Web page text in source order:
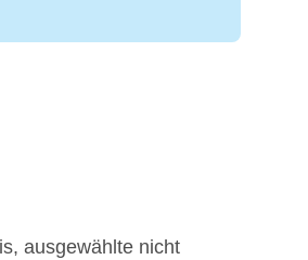
ausgewählte nicht